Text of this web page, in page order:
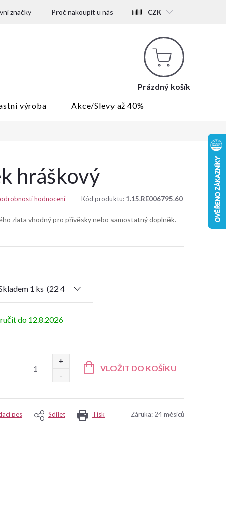
značky Proč nakoupit u nás CZK
Nákupní
košík
Prázdný košík
výroba
Akce/Slevy až 40%
hráškový
hodnocení Kód produktu: 1.15.RE006795.60
zlata vhodný pro přívěsky nebo samostatný doplněk.
12.8.2026
VLOŽIT DO KOŠÍKU
Tisk
pes Sdílet Záruka: 24 měsíců